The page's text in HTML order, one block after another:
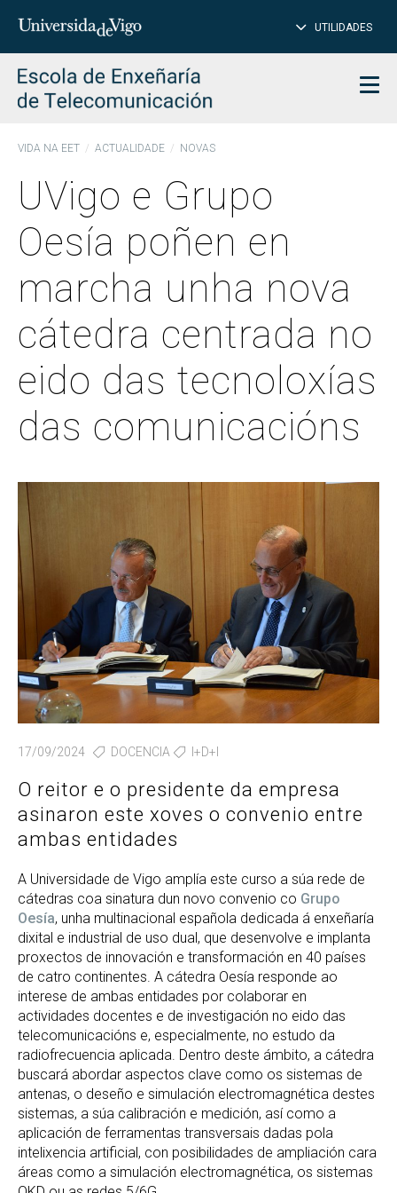
Introduce
para
buscar
UTILIDADES
VIDA NA EET ACTUALIDADE NOVAS
UVigo e Grupo
Oesía poñen en
marcha unha nova
cátedra centrada no
eido das tecnoloxías
das comunicacións
17/09/2024 DOCENCIA I+D+I
O reitor e o presidente da empresa
asinaron este xoves o convenio entre
ambas entidades
A Universidade de Vigo amplía este curso a súa rede de
cátedras coa sinatura dun novo convenio co Grupo
Oesía, unha multinacional española dedicada á enxeñaría
dixital e industrial de uso dual, que desenvolve e implanta
proxectos de innovación e transformación en 40 países
de catro continentes. A cátedra Oesía responde ao
interese de ambas entidades por colaborar en
actividades docentes e de investigación no eido das
telecomunicacións e, especialmente, no estudo da
radiofrecuencia aplicada. Dentro deste ámbito, a cátedra
buscará abordar aspectos clave como os sistemas de
antenas, o deseño e simulación electromagnética destes
sistemas, a súa calibración e medición, así como a
aplicación de ferramentas transversais dadas pola
intelixencia artificial, con posibilidades de ampliación cara
áreas como a simulación electromagnética, os sistemas